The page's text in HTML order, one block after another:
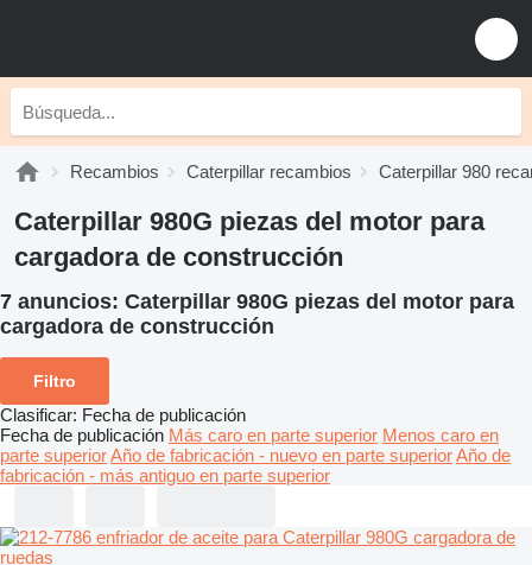
Recambios Caterpillar recambios Caterpillar 980
Caterpillar 980G piezas del motor para
cargadora de construcción
7 anuncios: Caterpillar 980G piezas del motor para
cargadora de construcción
Filtro
Clasificar: Fecha de publicación
Fecha de publicación Más caro en parte superior Menos caro en
parte superiorAño de fabricación - nuevo en parte superiorAño de
fabricación - más antiguo en parte superior